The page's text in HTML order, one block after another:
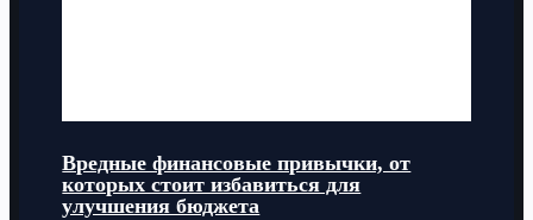
Вредные финансовые привычки, от
которых стоит избавиться для
улучшения бюджета